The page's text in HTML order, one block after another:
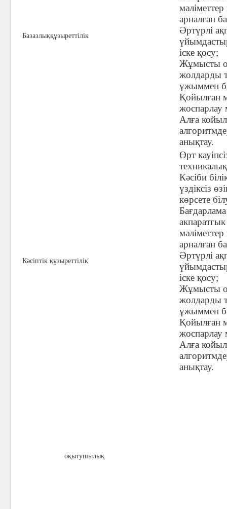
Базазлыққұзыреттілік
арналған
Әртүрлі
іске қосу;
Жұмысты
жолдарды
ұжыммен
Қойылған
жоспарлау
Алға
анықтау.
Кәсіптік құзыреттілік
Өрт
техникалық
Кәсіби
үздіксіз
көрсете
арналған
Әртүрлі
іске қосу;
Жұмысты
жолдарды
ұжыммен
Қойылған
жоспарлау
Алға
анықтау.
оқытушылық